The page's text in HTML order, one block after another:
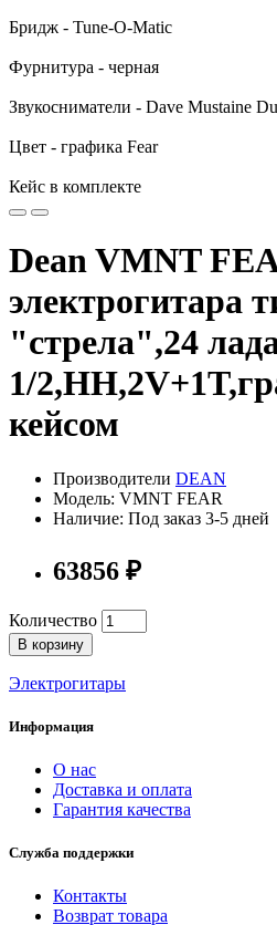
Бридж - Tune-O-Matic
Фурнитура - черная
Звукосниматели - Dave Mustaine
Цвет - графика Fear
Кейс в комплекте
Dean VMNT
электрогитара
"стрела",24
1/
кейсом
Производители DEAN
Модель: VMNT FEAR
Наличие: Под заказ 3-5 дней
63856 ₽
Количество
В корзину
Электрогитары
Информация
О нас
Доставка и оплата
Гарантия качества
Служба поддержки
Контакты
Возврат товара